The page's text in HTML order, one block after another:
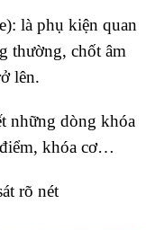
là phụ kiện quan
thường, chốt âm
lên.
những dòng khóa
khóa cơ…
rõ nét